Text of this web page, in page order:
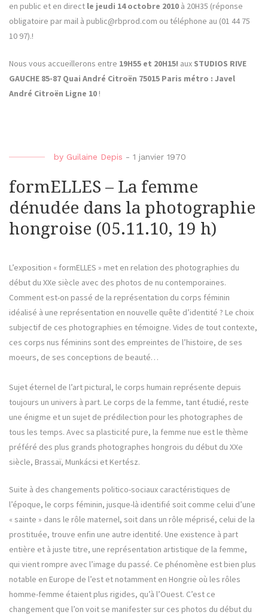
en public et en direct le jeudi 14 octobre 2010 à 20H35 (réponse
obligatoire par mail à public@rbprod.com ou téléphone au (01 44 75
10 97).!
Nous vous accueillerons entre 19H55 et 20H15! aux STUDIOS RIVE
GAUCHE 85-87 Quai André Citroën 75015 Paris métro : Javel
André Citroën Ligne 10 !
by Guilaine Depis - 1 janvier 1970
formELLES – La femme
dénudée dans la photographie
hongroise (05.11.10, 19 h)
L’exposition « formELLES » met en relation des photographies du
début du XXe siècle avec des photos de nu contemporaines.
Comment est-on passé de la représentation du corps féminin
idéalisé à une représentation en nouvelle quête d’identité ? Le choix
subjectif de ces photographies en témoigne. Vides de tout contexte,
ces corps nus féminins sont des empreintes de l’histoire, de ses
moeurs, de ses conceptions de beauté…
Sujet éternel de l’art pictural, le corps humain représente depuis
toujours un univers à part. Le corps de la femme, tant étudié, reste
une énigme et un sujet de prédilection pour les photographes de
tous les temps. Avec sa plasticité pure, la femme nue est le thème
préféré des plus grands photographes hongrois du début du XXe
siècle, Brassaï, Munkácsi et Kertész.
Suite à des changements politico-sociaux caractéristiques de
l’époque, le corps féminin, jusque-là identifié soit comme celui d’une
« sainte » dans le rôle maternel, soit dans un rôle méprisé, celui de la
prostituée, trouve enfin une autre identité. Une existence à part
entière et à juste titre, une représentation artistique de la femme,
qui vient rompre avec l’image du passé. Ce phénomène est bien plus
notable en Europe de l’est et notamment en Hongrie où les rôles
homme-femme étaient plus rigides, qu’à l’Ouest. C’est ce
changement que l’on voit se manifester sur ces photos du début du